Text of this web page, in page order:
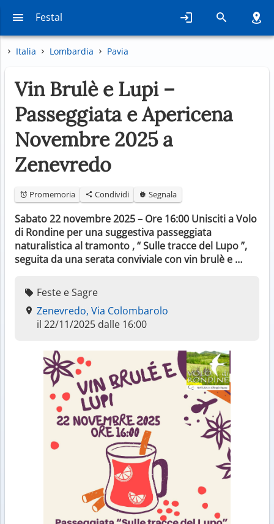
Festal
Italia Lombardia Pavia
Vin Brulè e Lupi –
Passeggiata e Apericena
Novembre 2025 a
Zenevredo
Promemoria Condividi Segnala
Sabato 22 novembre 2025 – Ore 16:00 Unisciti a Volo
di Rondine per una suggestiva passeggiata
naturalistica al tramonto , “ Sulle tracce del Lupo ”,
seguita da una serata conviviale con vin brulè e …
Feste e Sagre
Zenevredo, Via Colombarolo
il 22/11/2025 dalle 16:00